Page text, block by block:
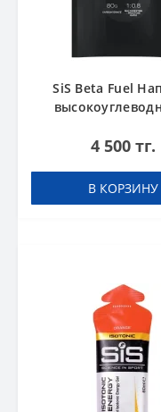
SiS Beta Fuel
4 500 тг.
В КОРЗИНУ